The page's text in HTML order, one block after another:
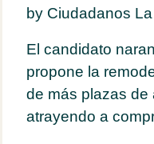
by Ciudadanos
El candidato
propone la
de más plazas de
atrayendo a